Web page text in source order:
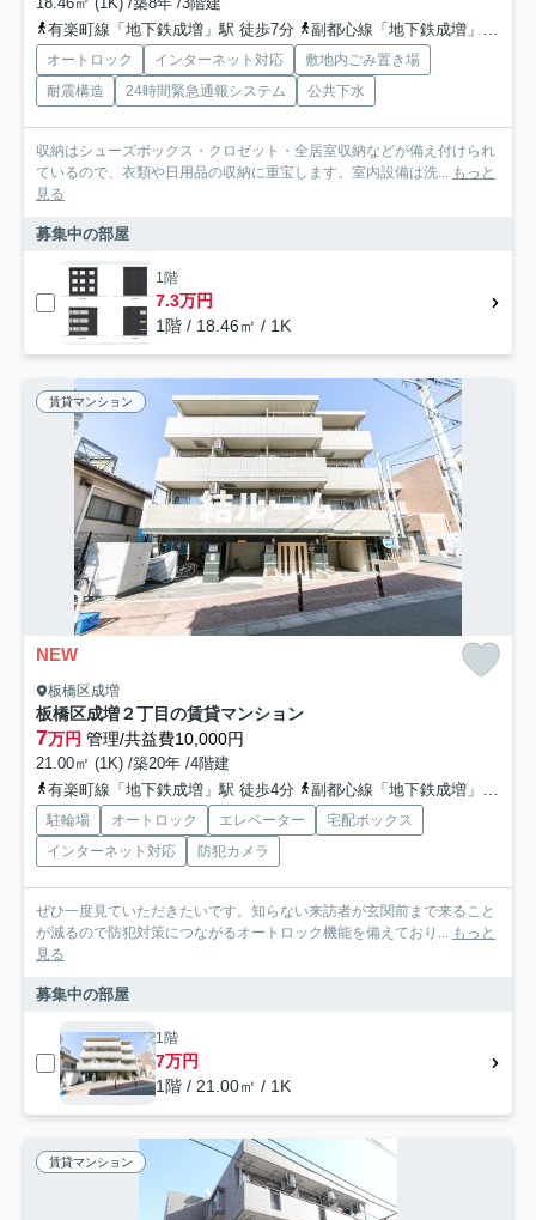
有楽町線「地下鉄成増」駅 徒歩7分
副都心線「地下鉄成増」駅 徒歩7分
オートロック インターネット対応
敷地内ごみ置き場
耐震構造
24時間緊急通報システム 公共下水
収納はシューズボックス・クロゼット・全居室収納などが備え付けられ
ているので、衣類や日用品の収納に重宝します。室内設備は洗... もっと
見る
募集中の部屋
1階
7.3万円
1階 / 18.46㎡ / 1K
賃貸マンション
NEW
板橋区成増
板橋区成増２丁目の賃貸マンション
7万円 管理/共益費10,000円
21.00㎡ (1K) /築20年 /4階建
有楽町線「地下鉄成増」駅 徒歩4分
副都心線「地下鉄成増」駅 徒歩4分
駐輪場 オートロック エレベーター
宅配ボックス
インターネット対応
防犯カメラ
ぜひ一度見ていただきたいです。知らない来訪者が玄関前まで来ること
が減るので防犯対策につながるオートロック機能を備えており... もっと
見る
募集中の部屋
1階
7万円
1階 / 21.00㎡ / 1K
賃貸マンション